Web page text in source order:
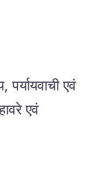
एवं
एवं